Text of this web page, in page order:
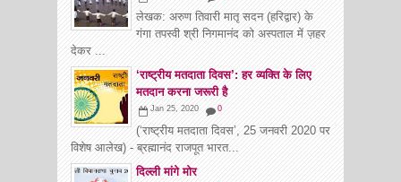
लेखक: अरुण तिवारी मातृ सदन (हरिद्वार) के
गंगा तपस्वी श्री निगमानंद को अस्पताल में ज़हर
देकर ...
‘राष्ट्रीय मतदाता दिवस’: हर व्यक्ति के लिए
मतदान करना जरूरी है
Jan 25, 2020 0
(‘राष्ट्रीय मतदाता दिवस’, 25 जनवरी 2020 पर
विशेष आलेख) - ब्रह्मानंद राजपूत भारत...
दिल्ली मांगे मोर